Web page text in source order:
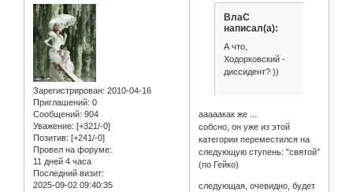
Зарегистрирован: 2010-04-16
Приглашений: 0
Сообщений: 904
Уважение: [+321/-0]
Позитив: [+241/-0]
Провел на форуме:
11 дней 4 часа
Последний визит:
2025-09-02 09:40:35
ВлаС
написал(а):
А что,
Ходорковский -
диссидент? ))
ааааакак же ...
собсно, он уже из этой
категории переместился на
следующую ступень: "святой"
(по Гейко)
следующая, очевидно, будет